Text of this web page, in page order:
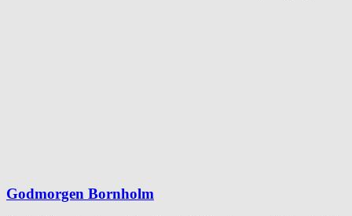
Godmorgen Bornholm